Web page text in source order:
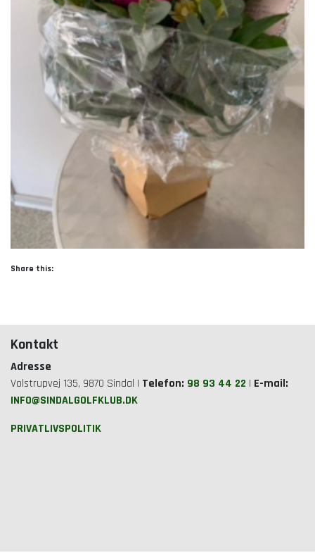
Share this:
Kontakt
Adresse
Volstrupvej 135, 9870 Sindal | Telefon: 98 93 44 22 | E-mail:
INFO@SINDALGOLFKLUB.DK
PRIVATLIVSPOLITIK